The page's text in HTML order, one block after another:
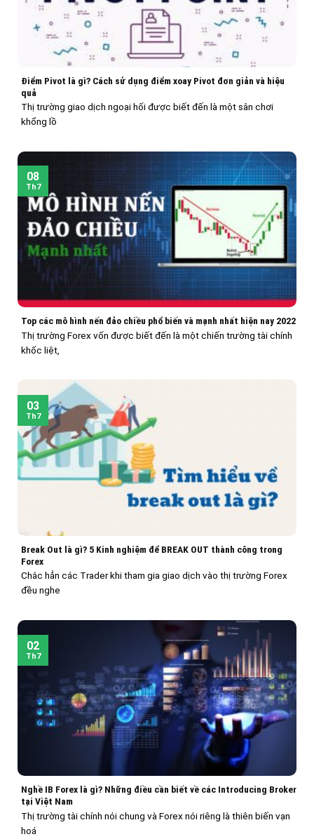
Điểm Pivot là gì? Cách sử dụng điểm xoay Pivot đơn giản và hiệu
quả
Thị trường giao dịch ngoại hối được biết đến là một sân chơi
khổng lồ
Top các mô hình nến đảo chiều phổ biến và mạnh nhất hiện nay 2022
Thị trường Forex vốn được biết đến là một chiến trường tài chính
khốc liệt,
08
Th7
Break Out là gì? 5 Kinh nghiệm để BREAK OUT thành công trong
Forex
Chắc hẳn các Trader khi tham gia giao dịch vào thị trường Forex
đều nghe
03
Th7
Nghề IB Forex là gì? Những điều cần biết về các Introducing Broker
tại Việt Nam
Thị trường tài chính nói chung và Forex nói riêng là thiên biến vạn
hoá
02
Th7